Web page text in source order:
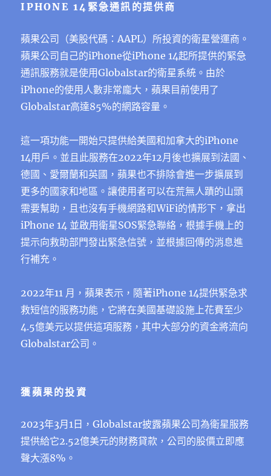
IPHONE 14緊急通訊的提供商
蘋果公司（美股代碼：AAPL）所投資的衛星營運商。
蘋果公司自己的iPhone從iPhone 14起所提供的緊急
通訊服務就是使用Globalstar的衛星系統。由於
iPhone的使用人數非常龐大，蘋果目前使用了
Globalstar高達85%的網路容量。
這一項功能一開始只提供給美國和加拿大的iPhone
14用戶。並且此服務在2022年12月後也擴展到法國、
德國、愛爾蘭和英國，蘋果也不排除會進一步擴展到
更多的國家和地區。讓使用者可以在荒無人蹟的山頭
需要幫助，且也沒有手機網路和WiFi的情形下，拿出
iPhone 14 並啟用衛星SOS緊急聯絡，根據手機上的
提示向救助部門發出緊急信號，並根據回傳的消息進
行補充。
2022年11 月，蘋果表示，隨著iPhone 14提供緊急求
救短信的服務功能，它將在美國基礎設施上花費至少
4.5億美元以提供這項服務，其中大部分的資金將流向
Globalstar公司。
獲蘋果的投資
2023年3月1日，Globalstar披露蘋果公司為衛星服務
提供給它2.52億美元的財務貸款，公司的股價立即應
聲大漲8%。